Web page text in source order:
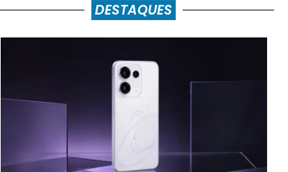
DESTAQUES